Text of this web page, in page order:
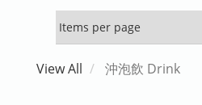
View All 沖泡飲 Drink